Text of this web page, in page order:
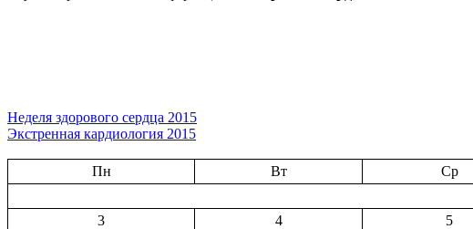
Навигация
по
Неделя здорового сердца 2015
Экстренная кардиология 2015
Пн
Вт Ср
3
4 5